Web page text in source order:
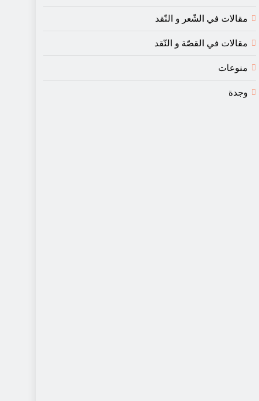
مقالات في الشّعر و النّقد
مقالات في القصّة و النّقد
منوعات
وجدة